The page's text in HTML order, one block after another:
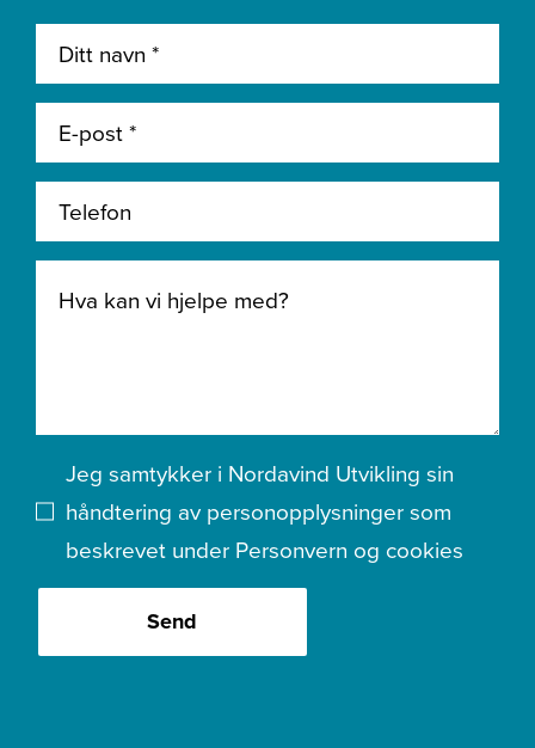
Jeg samtykker i Nordavind Utvikling sin
håndtering av personopplysninger som
beskrevet under Personvern og cookies
Send